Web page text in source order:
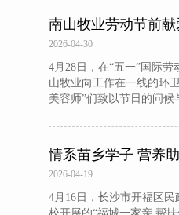
南山牧业劳动节前
2026-04-30
4月28日，在“五一”国际
山牧业向工作在一线的环
美容师”们致以节日的问候
情系苗乡学子 营养
2026-04-19
4月16日，长沙市开福区